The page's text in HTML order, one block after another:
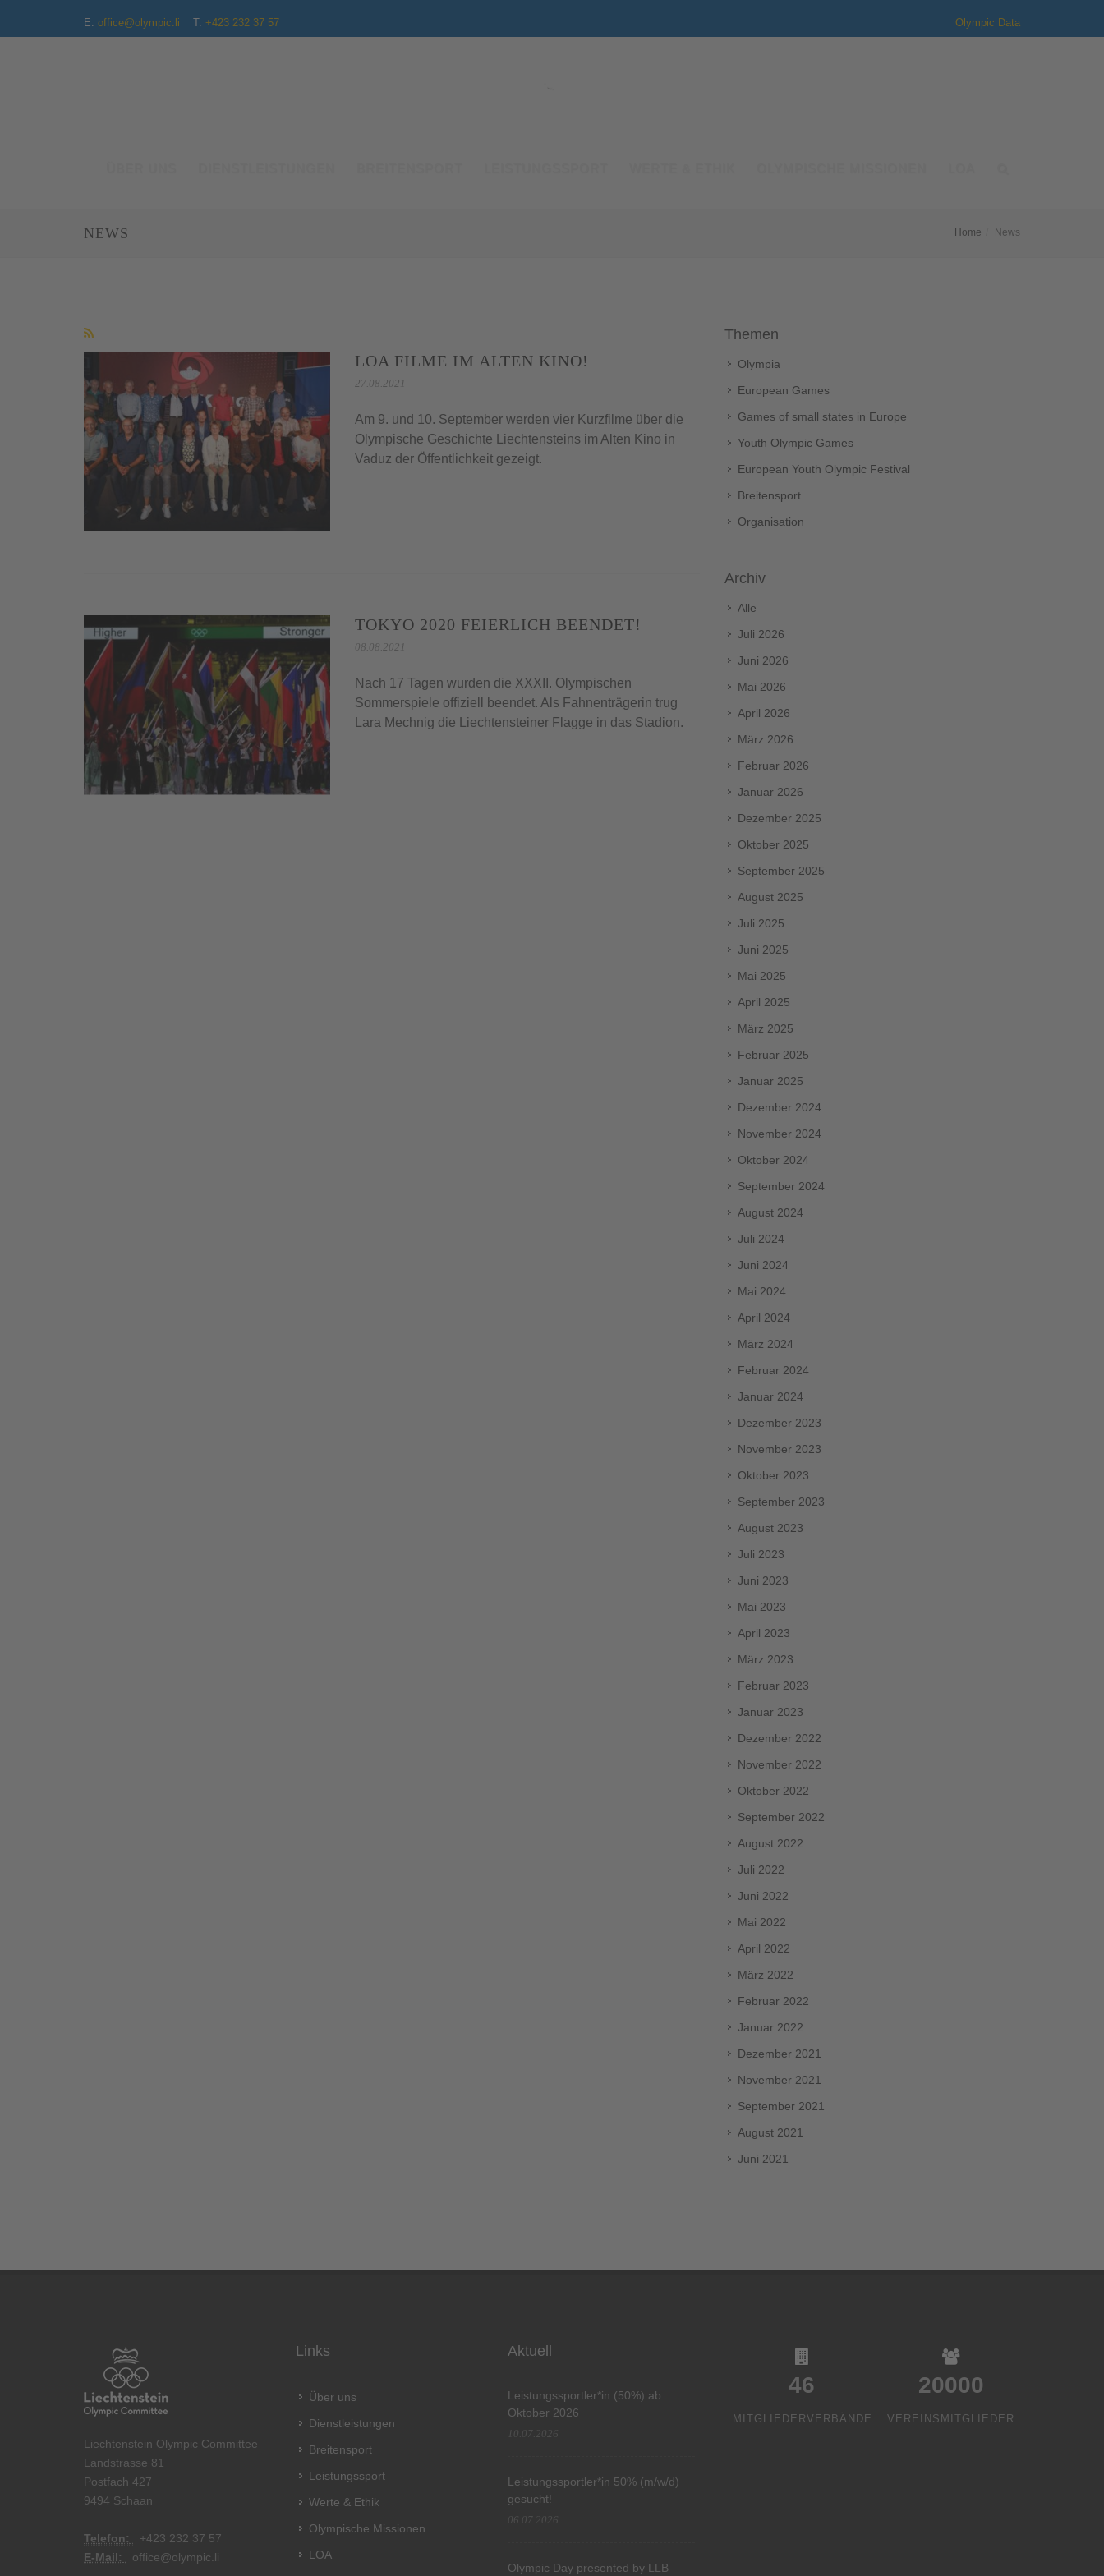
E: office@olympic.li T: +423 232 37 57 Olympic Data
NEWS Home News
LOA FILME IM ALTEN KINO!
27.08.2021
Am 9. und 10. September werden vier Kurzfilme über die
Olympische Geschichte Liechtensteins im Alten Kino in
Vaduz der Öffentlichkeit gezeigt.
TOKYO 2020 FEIERLICH BEENDET!
08.08.2021
Nach 17 Tagen wurden die XXXII. Olympischen
Sommerspiele offiziell beendet. Als Fahnenträgerin trug
Lara Mechnig die Liechtensteiner Flagge in das Stadion.
Themen
Olympia
European Games
Games of small states in Europe
Youth Olympic Games
European Youth Olympic Festival
Breitensport
Organisation
Archiv
Alle
Juli 2026
Juni 2026
Mai 2026
April 2026
März 2026
Februar 2026
Januar 2026
Dezember 2025
Oktober 2025
September 2025
August 2025
Juli 2025
Juni 2025
Mai 2025
April 2025
März 2025
Februar 2025
Januar 2025
Dezember 2024
November 2024
Oktober 2024
September 2024
August 2024
Juli 2024
Juni 2024
Mai 2024
April 2024
März 2024
Februar 2024
Januar 2024
Dezember 2023
November 2023
Oktober 2023
September 2023
August 2023
Juli 2023
Juni 2023
Mai 2023
April 2023
März 2023
Februar 2023
Januar 2023
Dezember 2022
November 2022
Oktober 2022
September 2022
August 2022
Juli 2022
Juni 2022
Mai 2022
April 2022
März 2022
Februar 2022
Januar 2022
Dezember 2021
November 2021
September 2021
August 2021
Juni 2021
Liechtenstein Olympic Committee
Landstrasse 81
Postfach 427
9494 Schaan
Telefon: +423 232 37 57
E-Mail:
office@olympic.li
Links
Über uns
Dienstleistungen
Breitensport
Leistungssport
Werte & Ethik
Olympische Missionen
LOA
Aktuell
Leistungssportler*in (50%) ab
Oktober 2026
10.07.2026
Leistungssportler*in 50% (m/w/d)
gesucht!
06.07.2026
Olympic Day presented by LLB
46
MITGLIEDERVERBÄNDE
20000
VEREINSMITGLIEDER